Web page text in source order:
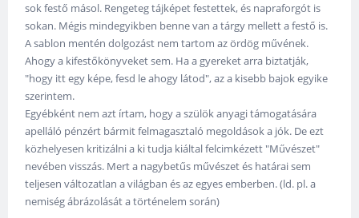
sok festő másol. Rengeteg tájképet festettek, és napraforgót is
sokan. Mégis mindegyikben benne van a tárgy mellett a festő is.
A sablon mentén dolgozást nem tartom az ördög művének.
Ahogy a kifestőkönyveket sem. Ha a gyereket arra biztatják,
"hogy itt egy képe, fesd le ahogy látod", az a kisebb bajok egyike
szerintem.
Egyébként nem azt írtam, hogy a szülök anyagi támogatására
apelláló pénzért bármit felmagasztaló megoldások a jók. De ezt
közhelyesen kritizálni a ki tudja kiáltal felcimkézett "Művészet"
nevében visszás. Mert a nagybetűs művészet és határai sem
teljesen változatlan a világban és az egyes emberben. (ld. pl. a
nemiség ábrázolását a történelem során)